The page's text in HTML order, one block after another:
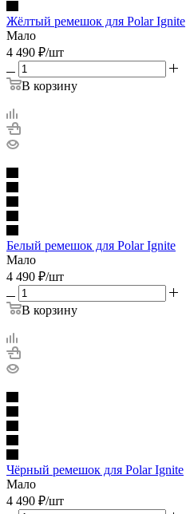
Жёлтый ремешок для Polar Ignite
Мало
4 490 ₽/шт
В корзину
Белый ремешок для Polar Ignite
Мало
4 490 ₽/шт
В корзину
Чёрный ремешок для Polar Ignite
Мало
4 490 ₽/шт